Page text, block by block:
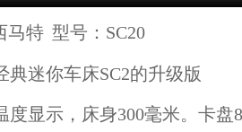
马特 型号：SC20
典迷你车床SC2的升级版
显示，床身300毫米。卡盘